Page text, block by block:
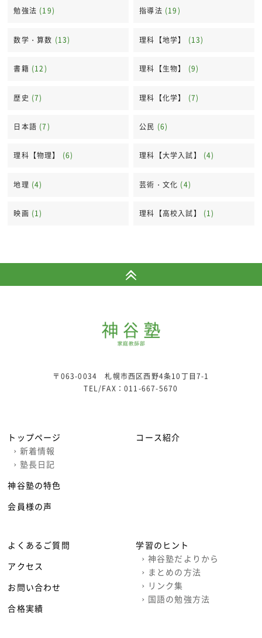
勉強法 (19) 指導法 (19)
数学・算数 (13) 理科【地学】 (13)
書籍 (12) 理科【生物】 (9)
歴史 (7) 理科【化学】 (7)
日本語 (7) 公民 (6)
理科【物理】 (6) 理科【大学入試】 (4)
地理 (4) 芸術・文化 (4)
映画 (1) 理科【高校入試】 (1)
〒063-0034 札幌市西区西野4条10丁目7-1
TEL/FAX：011-667-5670
トップページ
› 新着情報
› 塾長日記
神谷塾の特色
会員様の声
コース紹介
よくあるご質問
アクセス
お問い合わせ
合格実績
学習のヒント
› 神谷塾だよりから
› まとめの方法
› リンク集
› 国語の勉強方法